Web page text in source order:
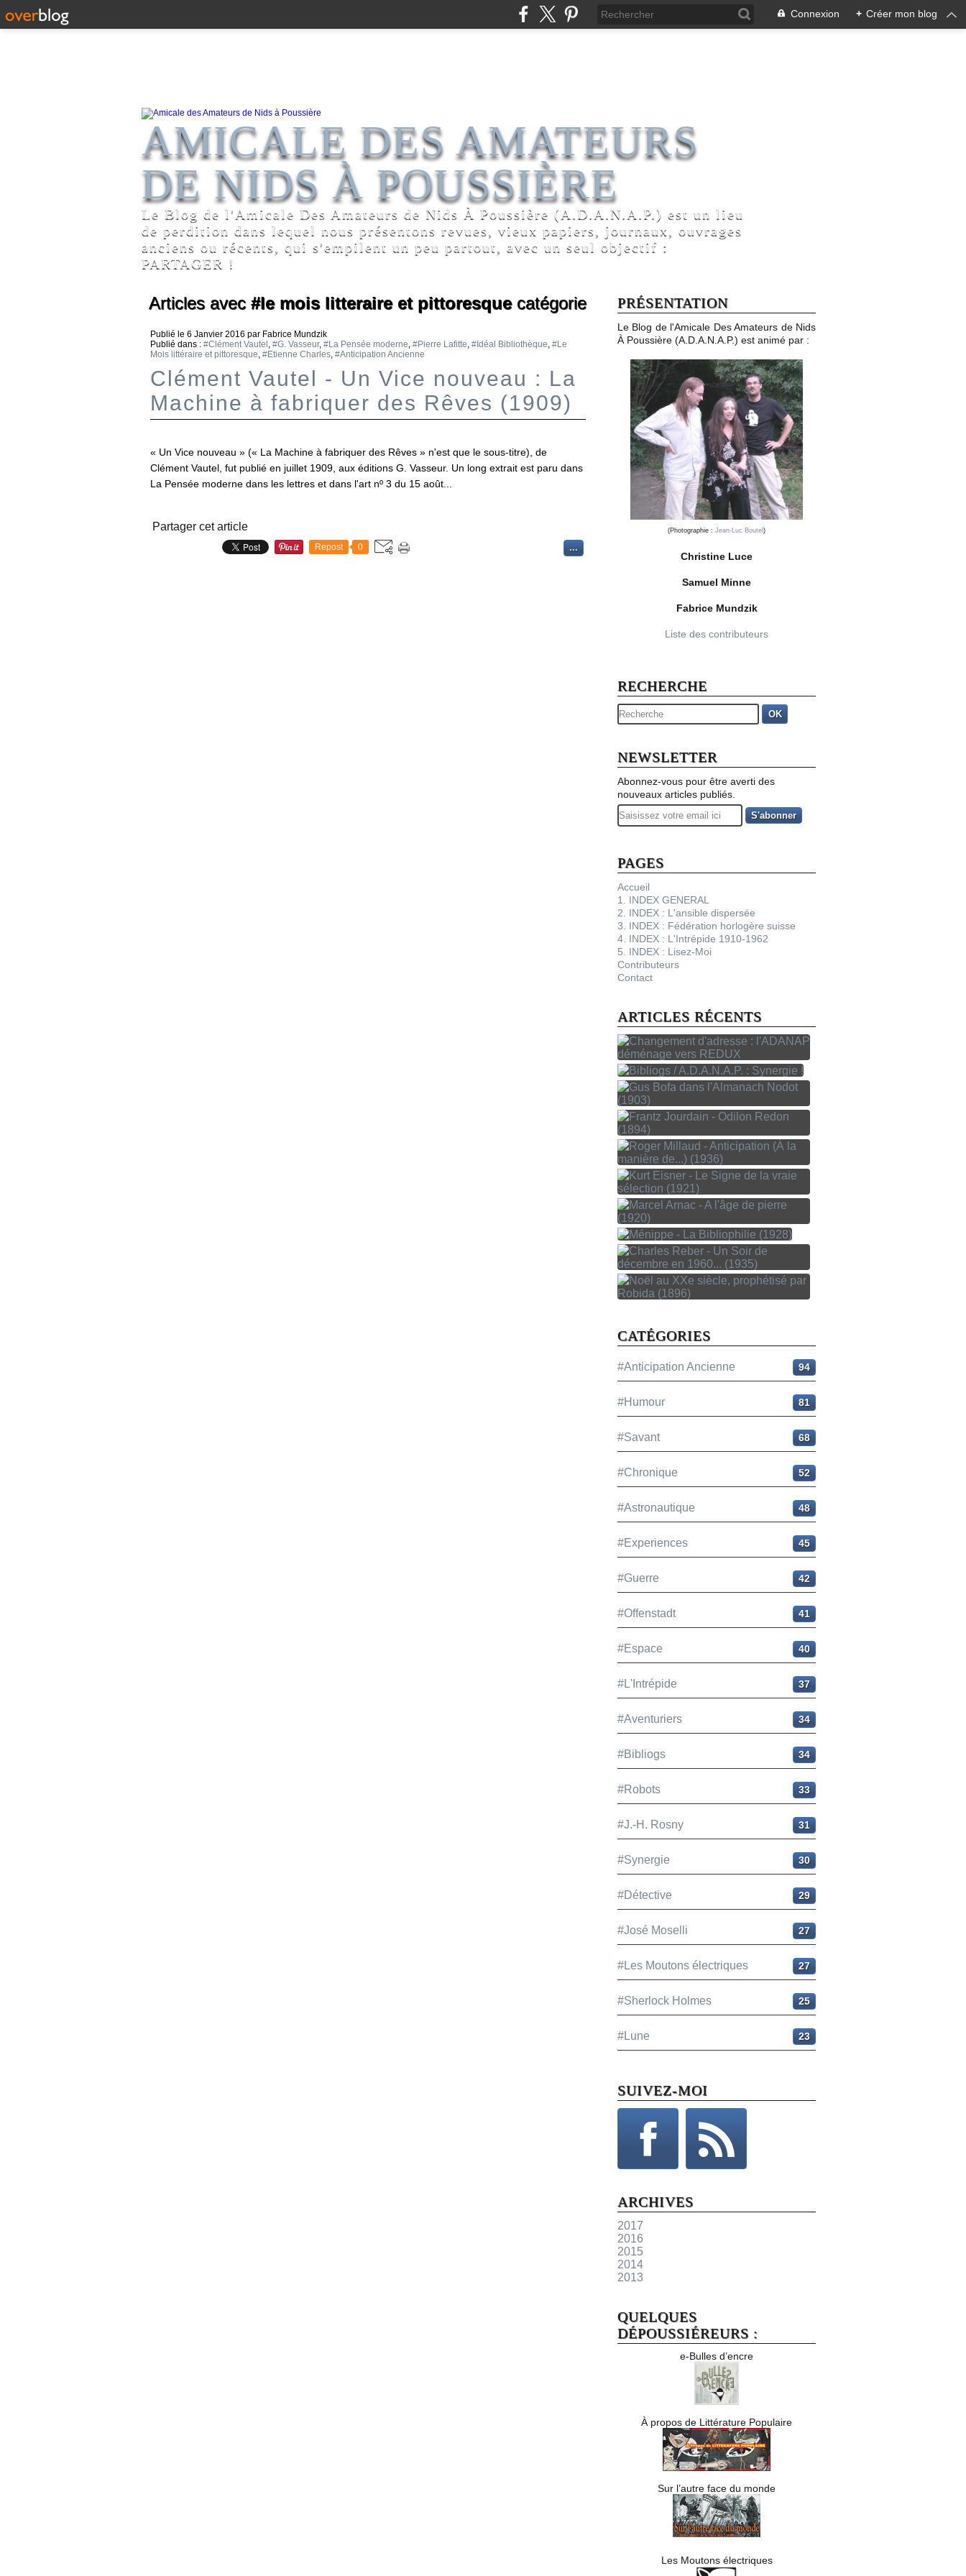
Connexion + Créer mon blog
AMICALE DES AMATEURS
DE NIDS À POUSSIÈRE
Le Blog de l'Amicale Des Amateurs de Nids À Poussière (A.D.A.N.A.P.) est un lieu
de perdition dans lequel nous présentons revues, vieux papiers, journaux, ouvrages
anciens ou récents, qui s'empilent un peu partout, avec un seul objectif :
PARTAGER !
Articles avec #le mois litteraire et pittoresquecatégorie
Publié le 6 Janvier 2016 par Fabrice Mundzik
Publié dans : #Clément Vautel , #G. Vasseur, #La Pensée moderne, #Pierre Lafitte, #Idéal Bibliothèque, #Le
Mois littéraire et pittoresque, #Etienne Charles, #Anticipation Ancienne
Clément Vautel - Un Vice nouveau : La
Machine à fabriquer des Rêves (1909)
« Un Vice nouveau » (« La Machine à fabriquer des Rêves » n'est que le sous-titre), de
Clément Vautel, fut publié en juillet 1909, aux éditions G. Vasseur. Un long extrait est paru dans
La Pensée moderne dans les lettres et dans l'art nº 3 du 15 août...
Partager cet article
Repost 0 …
PRÉSENTATION
Le Blog de l'Amicale Des Amateurs de Nids
À Poussière (A.D.A.N.A.P.) est animé par :
(Photographie : Jean-Luc Boutel )
Christine Luce
Samuel Minne
Fabrice Mundzik
Liste des contributeurs
RECHERCHE
OK
NEWSLETTER
Abonnez-vous pour être averti des
nouveaux articles publiés.
Email
PAGES
Accueil
1. INDEX GENERAL
2. INDEX : L'ansible dispersée
3. INDEX : Fédération horlogère suisse
4. INDEX : L'Intrépide 1910-1962
5. INDEX : Lisez-Moi
Contributeurs
Contact
ARTICLES RÉCENTS
CATÉGORIES
#Anticipation Ancienne 94
#Humour 81
#Savant 68
#Chronique 52
#Astronautique 48
#Experiences 45
#Guerre 42
#Offenstadt 41
#Espace 40
#L'Intrépide 37
#Aventuriers 34
#Bibliogs 34
#Robots 33
#J.-H. Rosny 31
#Synergie 30
#Détective 29
#José Moselli 27
#Les Moutons électriques 27
#Sherlock Holmes 25
#Lune 23
SUIVEZ-MOI
ARCHIVES
2017
2016
2015
2014
2013
QUELQUES
DÉPOUSSIÉREURS :
e-Bulles d’encre
À propos de Littérature Populaire
Sur l’autre face du monde
Les Moutons électriques